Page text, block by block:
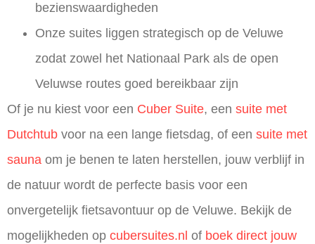
bezienswaardigheden
Onze suites liggen strategisch op de Veluwe
zodat zowel het Nationaal Park als de open
Veluwse routes goed bereikbaar zijn
Of je nu kiest voor een Cuber Suite, een suite met
Dutchtub voor na een lange fietsdag, of een suite met
sauna om je benen te laten herstellen, jouw verblijf in
de natuur wordt de perfecte basis voor een
onvergetelijk fietsavontuur op de Veluwe. Bekijk de
mogelijkheden op cubersuites.nl of boek direct jouw